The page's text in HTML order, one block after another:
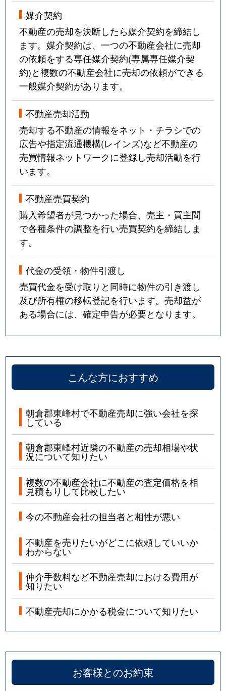
媒介契約
不動産の売却を決断したら媒介契約を締結し
ます。媒介契約は、一つの不動産会社に売却
の依頼をする専任媒介契約(専属専任媒介契
約)と複数の不動産会社に売却の依頼ができる
一般媒介契約があります。
不動産売却活動
売却する不動産の情報をネット・チラシでの
広告や指定流通機構(レインズ)など不動産の
売買情報ネットワークに登録し売却活動を行
います。
不動産売買契約
購入希望者が見つかった場合、売主・買主間
で各種条件の調整を行い売買契約を締結しま
す。
代金の受領・物件引渡し
売買代金を受け取りと同時に物件の引き渡し
及び所有権の移転登記を行います。売却益が
ある場合には、確定申告が必要となります。
こんな方におすすめ
朝倉郡東峰村で不動産売却に強い会社を探
している
朝倉郡東峰村近隣の不動産の売却相場や状
況について知りたい
複数の不動産会社に不動産の査定価格を相
見積もりして比較したい
今の不動産会社の担当者と相性が悪い
不動産を売りたいがどこに依頼していいか
わからない
仲介手数料など不動産売却における費用が
知りたい
不動産売却にかかる税金について知りたい
お客様とのお約束